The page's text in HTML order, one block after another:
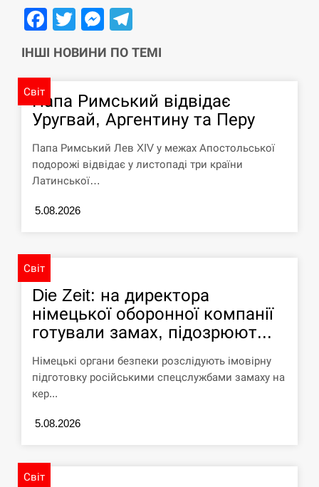
СЕРПЕНЬ
12:53
Украины, несмотря на сомнения…
СЕРПЕНЬ
Латвія готова направити до 20
Ормузької протоки
СЕРПЕНЬ
СЕРПЕНЬ
12:10
У США зафіксували рекордний спалах
циклоспорозу, захворіли понад 10
тисяч…
СЕРПЕНЬ
“Новая почта”: что известно об…
Facebook
TwitterMessenger
ІНШІ НОВИНИ ПО ТЕМІ
Світ
Папа Римський відвідає
Уругвай, Аргентину та Перу
Папа Римський Лев XIV у межах Апостольської
подорожі відвідає у листопаді три країни
Латинської…
5.08.2026
Світ
Die Zeit: на директора
німецької оборонної компанії
готували замах, підозрюют...
Німецькі органи безпеки розслідують імовірну
підготовку російськими спецслужбами замаху на
кер...
5.08.2026
Світ